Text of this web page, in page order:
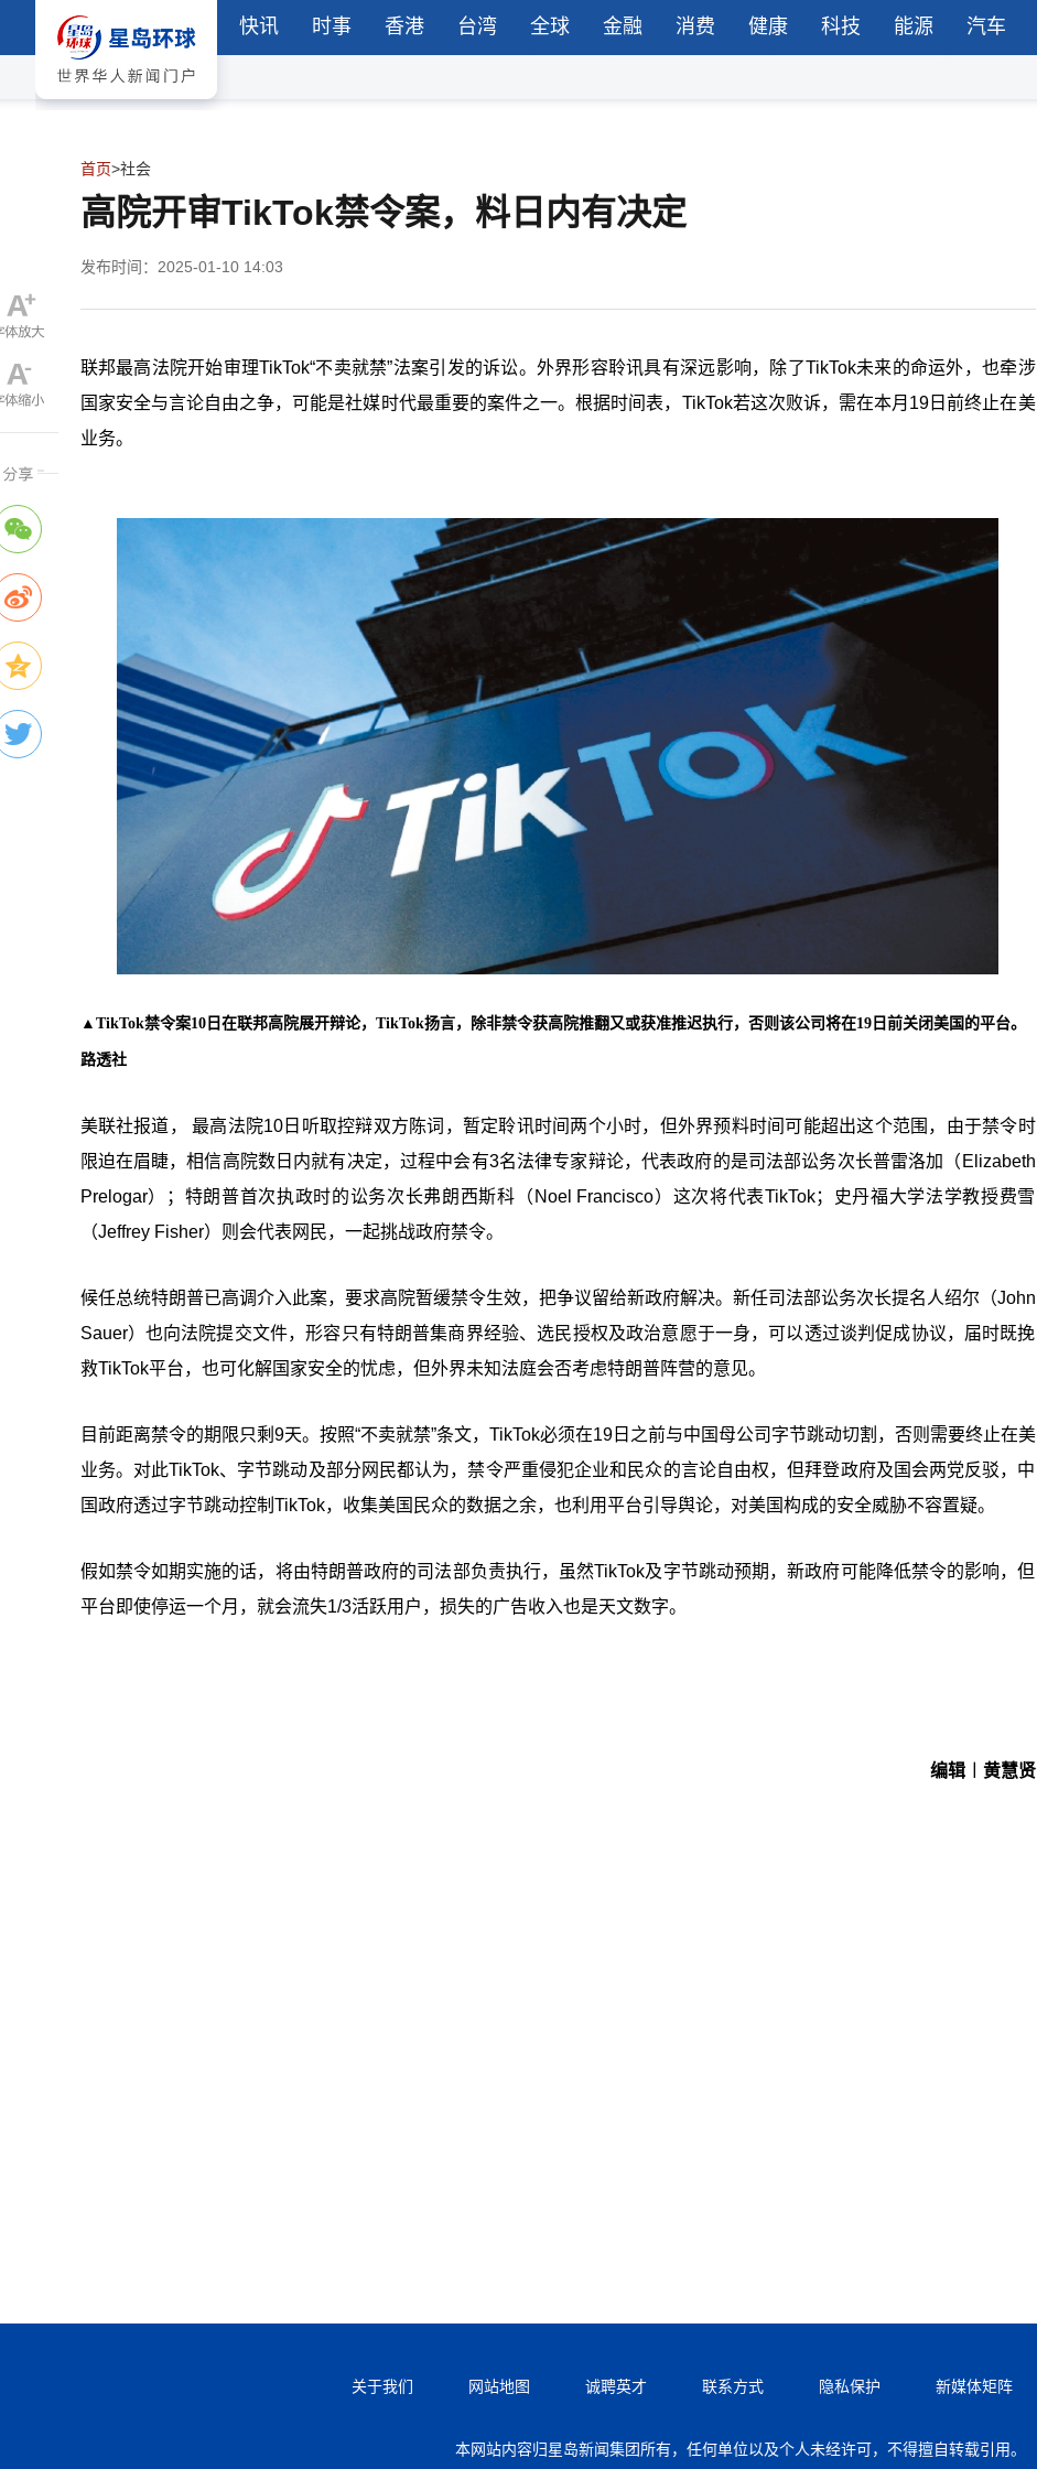
快讯 时事 香港 台湾 全球 金融 消费 健康 科技 能源 汽车
首页>社会
高院开审TikTok禁令案，料日内有决定
发布时间：2025-01-10 14:03
联邦最高法院开始审理TikTok“不卖就禁”法案引发的诉讼。外界形容聆讯具有深远影响，除了TikTok未来的命运外，也牵涉
国家安全与言论自由之争，可能是社媒时代最重要的案件之一。根据时间表，TikTok若这次败诉，需在本月19日前终止在美
业务。
▲ TikTok禁令案10日在联邦高院展开辩论，TikTok扬言，除非禁令获高院推翻又或获准推迟执行，否则该公司将在19日前关闭美国的平台。
路透社
美联社报道， 最高法院10日听取控辩双方陈词，暂定聆讯时间两个小时，但外界预料时间可能超出这个范围，由于禁令时
限迫在眉睫，相信高院数日内就有决定，过程中会有3名法律专家辩论，代表政府的是司法部讼务次长普雷洛加（Elizabeth
Prelogar）；特朗普首次执政时的讼务次长弗朗西斯科（Noel Francisco）这次将代表TikTok；史丹福大学法学教授费雪
（Jeffrey Fisher）则会代表网民，一起挑战政府禁令。
候任总统特朗普已高调介入此案，要求高院暂缓禁令生效，把争议留给新政府解决。新任司法部讼务次长提名人绍尔（John
Sauer）也向法院提交文件，形容只有特朗普集商界经验、选民授权及政治意愿于一身，可以透过谈判促成协议，届时既挽
救TikTok平台，也可化解国家安全的忧虑，但外界未知法庭会否考虑特朗普阵营的意见。
目前距离禁令的期限只剩9天。按照“不卖就禁”条文，TikTok必须在19日之前与中国母公司字节跳动切割，否则需要终止在美
业务。对此TikTok、字节跳动及部分网民都认为，禁令严重侵犯企业和民众的言论自由权，但拜登政府及国会两党反驳，中
国政府透过字节跳动控制TikTok，收集美国民众的数据之余，也利用平台引导舆论，对美国构成的安全威胁不容置疑。
假如禁令如期实施的话，将由特朗普政府的司法部负责执行，虽然TikTok及字节跳动预期，新政府可能降低禁令的影响，但
平台即使停运一个月，就会流失1/3活跃用户，损失的广告收入也是天文数字。
编辑︱黄慧贤
关于我们 网站地图 诚聘英才 联系方式 隐私保护 新媒体矩阵
本网站内容归星岛新闻集团所有，任何单位以及个人未经许可，不得擅自转载引用。